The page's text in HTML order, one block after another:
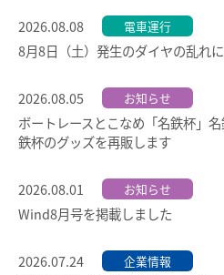
団体乗車券
障害者割引および学生割引
きっぷの変更・交換
きっぷをなくした場合
きっぷの払いもどし
SFパノラマカードの払いもどし
タッチ決済・QR
運送約款
空港アクセスのご案内
名鉄名古屋駅のりば案内
中部国際空港駅のりば案内
鉄道・バス共通情報
おトクな乗継割引
manacaマイレージポイント
manacaの安心機能
全国相互利用サービス
ご利用の注意点
お買い物で使う
2026.08.08 電車運行
8月8日（土）発生のダイヤの乱れに
2026.08.05 お知らせ
ボートレースとこなめ「名鉄杯」
鉄杯のグッズを再販します
2026.08.01 お知らせ
Wind8月号を掲載しました
2026.07.24 企業情報